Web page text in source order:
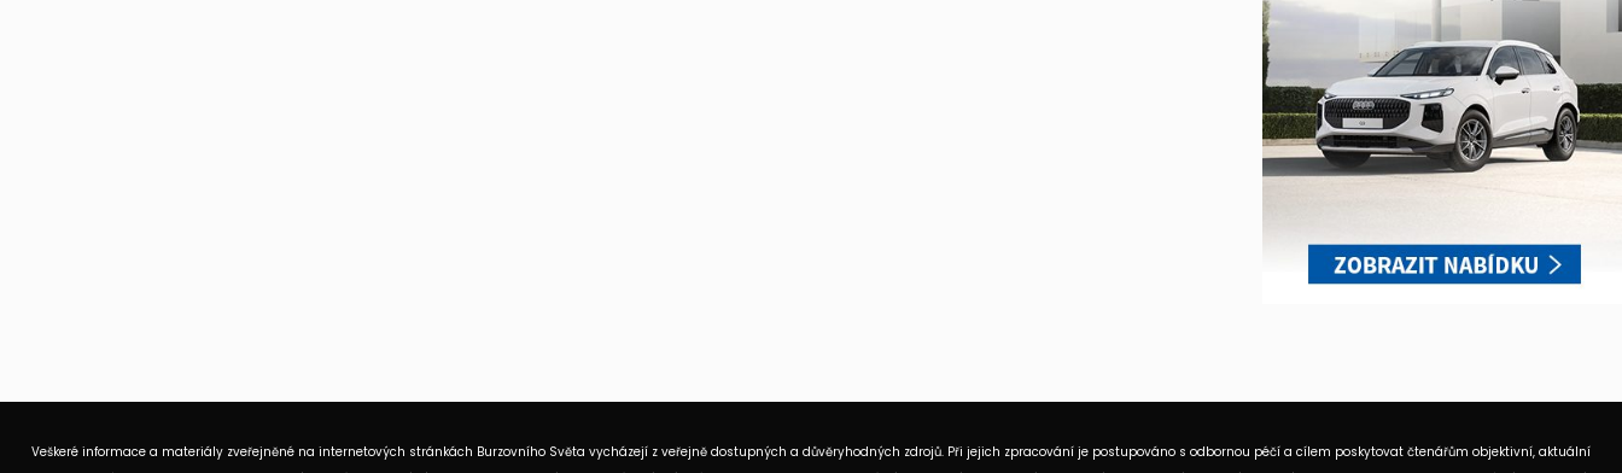
Veškeré informace a materiály zveřejněné na internetových stránkách Burzovního Světa vycházejí z veřejně dostupných a důvěryhodných zdrojů. Při jejich zpracování je postupováno s odbornou péčí a cílem poskytovat čtenářům objektivní, aktuální